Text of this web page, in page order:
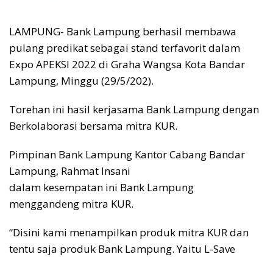
LAMPUNG- Bank Lampung berhasil membawa
pulang predikat sebagai stand terfavorit dalam
Expo APEKSI 2022 di Graha Wangsa Kota Bandar
Lampung, Minggu (29/5/202).
Torehan ini hasil kerjasama Bank Lampung dengan
Berkolaborasi bersama mitra KUR.
Pimpinan Bank Lampung Kantor Cabang Bandar
Lampung, Rahmat Insani
dalam kesempatan ini Bank Lampung
menggandeng mitra KUR.
“Disini kami menampilkan produk mitra KUR dan
tentu saja produk Bank Lampung. Yaitu L-Save